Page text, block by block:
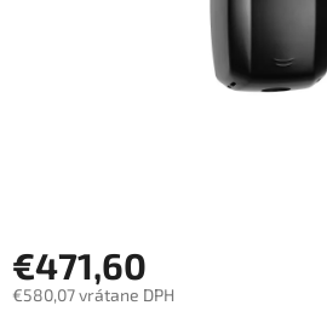
€471,60
€580,07 vrátane DPH